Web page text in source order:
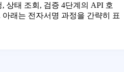
상태 조회, 검증 4단계의 API 호
래는 전자서명 과정을 간략히 표